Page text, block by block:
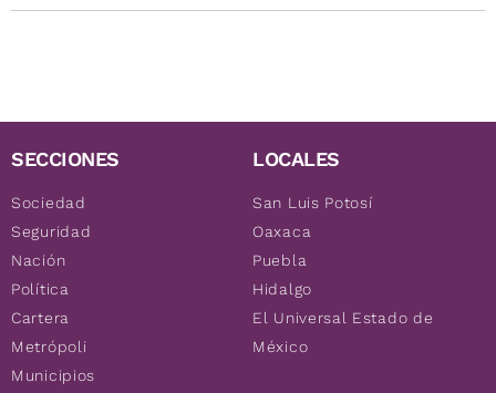
SECCIONES
Sociedad
Seguridad
Nación
Política
Cartera
Metrópoli
Municipios
LOCALES
San Luis Potosí
Oaxaca
Puebla
Hidalgo
El Universal Estado de
México